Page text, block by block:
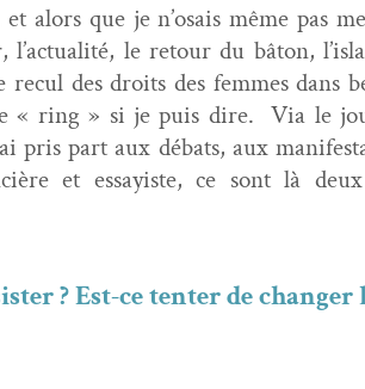
alors que je n’osais même pas
l’actualité, le retour du bâton,
des droits des femmes dans
« ring » si je puis dire. Via le
ai pris part aux débats, aux
et essay­iste, ce sont là
? Est-ce ten­ter de chang­er